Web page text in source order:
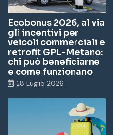
Ecobonus 2026, al via
gli incentivi per
veicoli commerciali e
retrofit GPL-Metano:
chi può beneficiarne
e come funzionano
28 Luglio 2026